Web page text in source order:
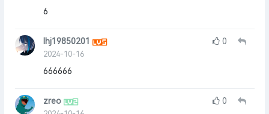
6
lhj19850201
2024-10-16
0
666666
zreo 0